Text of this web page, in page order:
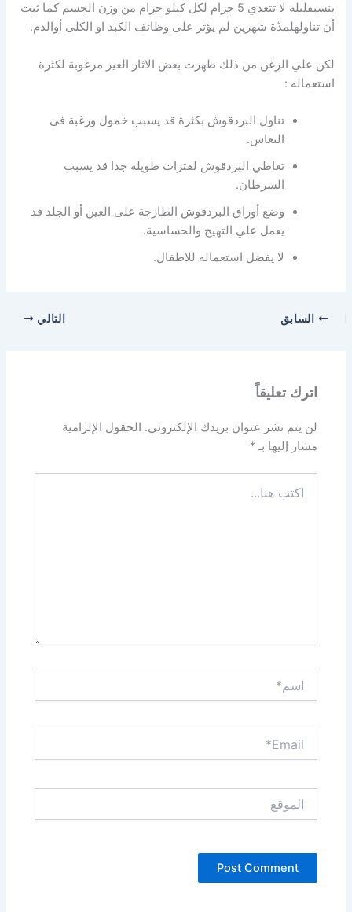
بنسبقليلة لا تتعدي 5 جرام لكل كيلو جرام من وزن الجسم كما ثبت
أن تناولهلمدّة شهرين لم يؤثر على وظائف الكبد او الكلى أوالدم.
لكن علي الرغن من ذلك ظهرت بعض الاثار الغير مرغوبة لكثرة
استعماله :
تناول البردقوش بكثرة قد يسبب خمول ورغبة في
النعاس.
تعاطي البردقوش لفترات طويلة جدا قد يسبب
السرطان.
وضع أوراق البردقوش الطازجة على العين أو الجلد قد
يعمل علي التهيج والحساسية.
لا يفضل استعماله للاطفال.
السابق التالي
اترك تعليقاً
لن يتم نشر عنوان بريدك الإلكتروني. الحقول الإلزامية
مشار إليها بـ*
هنا...